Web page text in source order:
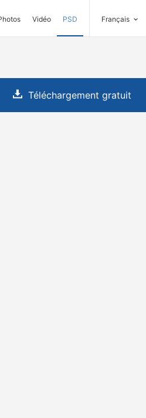
Vidéo PSD Français
Téléchargement gratuit